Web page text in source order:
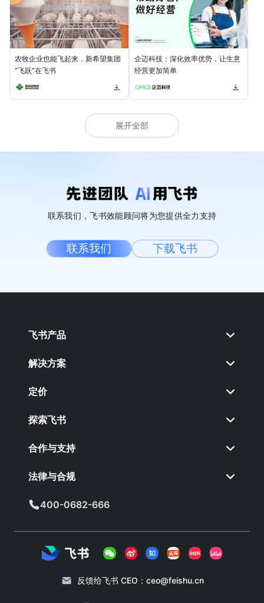
农牧企业也能飞起来，新希望集团
“飞跃”在飞书
企迈科技：深化效率优势，让生意
经营更加简单
展开全部
联系我们，飞书效能顾问将为您提供全力支持
联系我们 下载飞书
飞书产品
解决方案
定价
探索飞书
合作与支持
法律与合规
400-0682-666
反馈给飞书 CEO： ceo@feishu.cn